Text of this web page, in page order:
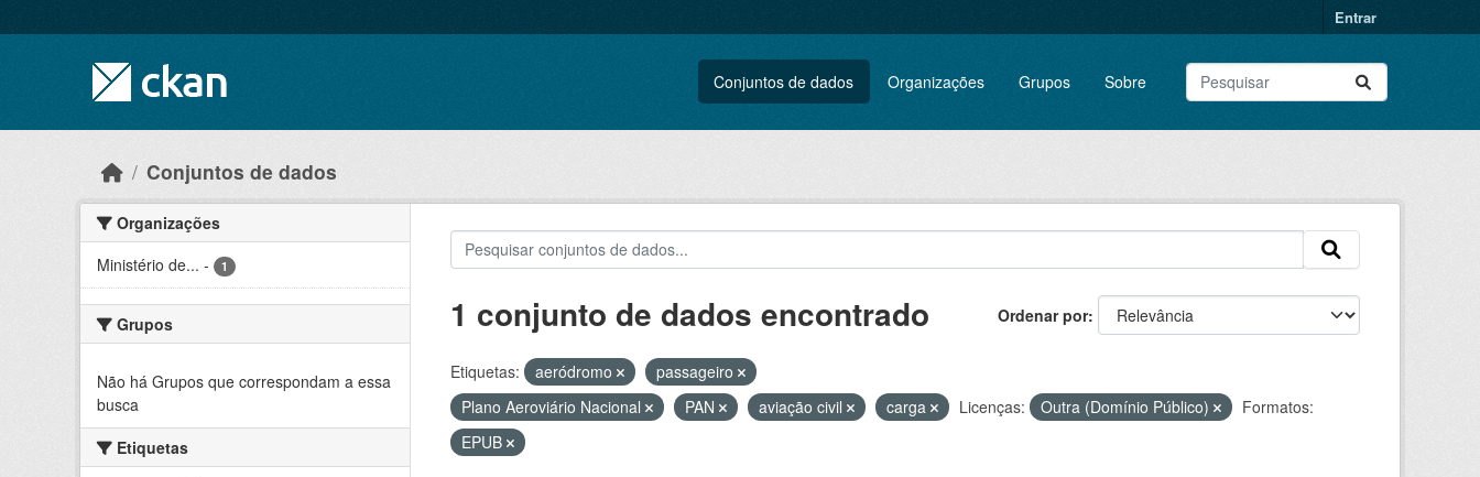
Entrar
Conjuntos de dados Organizações Grupos Sobre
Conjuntos de dados
Organizações
Ministério de... - 1
Grupos
Não há Grupos que correspondam a essa
busca
Etiquetas
Ordenar por
1 conjunto de dados encontrado
Etiquetas: aeródromo
passageiro
Plano Aeroviário Nacional
PAN aviação civil carga Licenças: Outra (Domínio Público)
Formatos:
EPUB